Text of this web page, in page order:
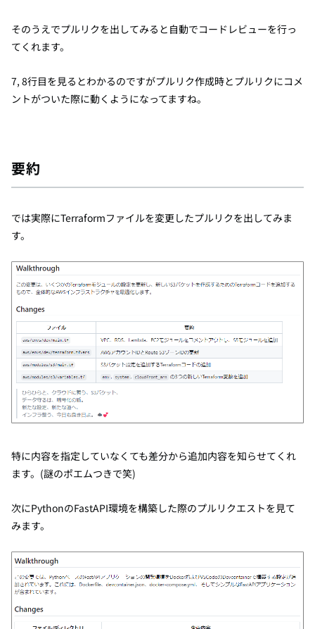
そのうえでプルリクを出してみると自動でコードレビューを行っ
てくれます。
7, 8行目を見るとわかるのですがプルリク作成時とプルリクにコメ
ントがついた際に動くようになってますね。
要約
では実際にTerraformファイルを変更したプルリクを出してみま
す。
特に内容を指定していなくても差分から追加内容を知らせてくれ
ます。 (謎のポエムつきで笑)
次にPythonのFastAPI環境を構築した際のプルリクエストを見て
みます。